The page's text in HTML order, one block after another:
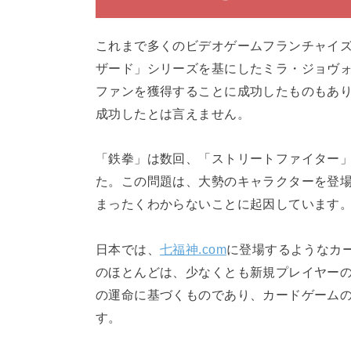
これまで多くのビデオゲームフランチャイ
ザード」シリーズを基にしたミラ・ジョヴ
ファンを獲得することに成功したものもあ
成功したとは言えません。
「鉄拳」は数回、「ストリートファイタ
た。この問題は、大勢のキャラクターを登
まったくわからないことに起因しています
日本では、七福神.comに登場するようなカ
のほとんどは、少なくとも新規プレイヤー
の運命に基づくものであり、カードゲーム
す。